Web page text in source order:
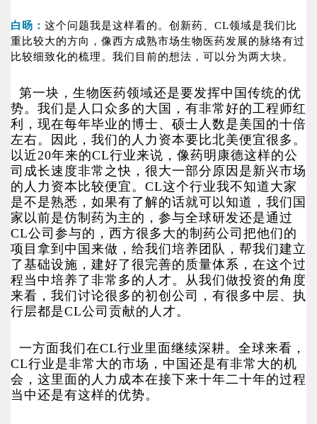
白旸： 这个问题我是这样看的。创新药、CL领域是我们比
重比较大的方向，像西方成熟市场生物医药发展的脉络有过
比较细致化的梳理。我们目前的想法，可以分为两大块。
第一块，生物医药领域还是要发挥中国传统的优
势。我们是人口众多的大国，有非常好的工程师红
利，现在每年毕业的博士、硕士人数是美国的十倍
左右。因此，我们的人力资本要比北美便宜很多。
以近20年来的CL行业来说，像药明康德这样的公
司成长速度非常之快，很大一部分原因是新兴市场
的人力资本比较便宜。CL这个行业我不知道大家
是不是熟悉，如果有了解的话就可以知道，我们国
家以前是仿制药为主的，参与全球研发还是通过
CL公司参与的，西方很多大的制药公司把他们的
项目拿到中国来做，给我们培养团队，帮我们建立
了基础设施，建好了很完善的质量体系，在这个过
程当中培养了非常多的人才。从我们做投资的角度
来看，我们讨论很多的初创公司，有很多中层、执
行层都是CL公司贡献的人才。
一方面我们在CL行业里面继续深耕。全球来看，
CL行业是非常大的市场，中国还是有非常大的机
会，这里面的人力成本在接下来十年二十年的过程
当中还是有这样的优势。